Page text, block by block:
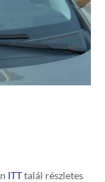
ITTtalál részletes